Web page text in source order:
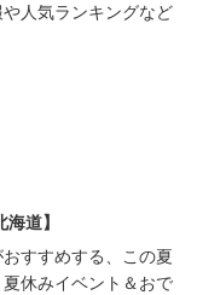
人気ランキングなど
道】
すすめする、この夏
休みイベント＆おで